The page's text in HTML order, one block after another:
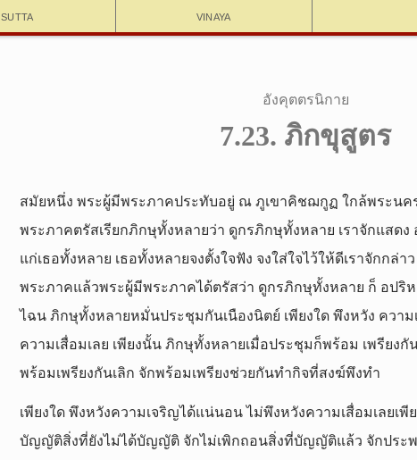
Sutta Vinaya
อังคุตตรนิกาย
7.23. ภิกขุสูตร
สมัยหนึ่ง พระผู้มีพระภาคประทับอยู่ ณ ภูเขาคิชฌกูฏ ใกล้พระน
พระภาคตรัสเรียกภิกษุทั้งหลายว่า ดูกรภิกษุทั้งหลาย เราจักแสด
แก่เธอทั้งหลาย เธอทั้งหลายจงตั้งใจฟัง จงใส่ใจไว้ให้ดีเราจักกล่
พระภาคแล้วพระผู้มีพระภาคได้ตรัสว่า ดูกรภิกษุทั้งหลาย ก็ อปริ
ไฉน ภิกษุทั้งหลายหมั่นประชุมกันเนืองนิตย์ เพียงใด พึงหวัง ควา
ความเสื่อมเลย เพียงนั้น ภิกษุทั้งหลายเมื่อประชุมก็พร้อม เพรียงกั
พร้อมเพรียงกันเลิก จักพร้อมเพรียงช่วยกันทำกิจที่สงฆ์พึงทำ
เพียงใด พึงหวังความเจริญได้แน่นอน ไม่พึงหวังความเสื่อมเลยเ
บัญญัติสิ่งที่ยังไม่ได้บัญญัติ จักไม่เพิกถอนสิ่งที่บัญญัติแล้ว จักประ